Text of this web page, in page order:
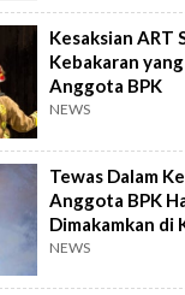
Kesaksian ART
Kebakaran
Anggota BPK
NEWS
Tewas Dalam
Anggota BPK
Dimakamkan di
NEWS